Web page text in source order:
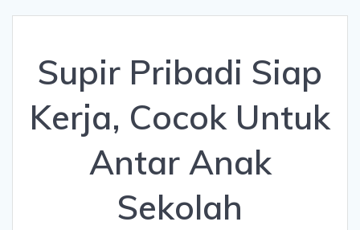
Supir Pribadi Siap
Kerja, Cocok Untuk
Antar Anak
Sekolah